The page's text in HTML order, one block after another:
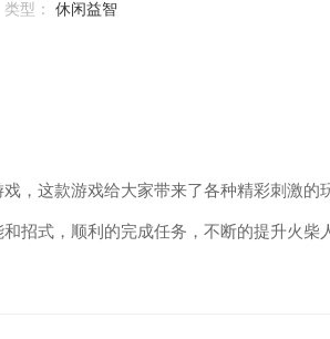
放置
类型： 休闲益智
戏，这款游戏给大家带来了各种精彩刺激的
招式，顺利的完成任务，不断的提升火柴